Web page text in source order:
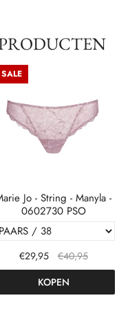
SALE
Jo - String - Manyla -
0602730 PSO
€29,95
€40,95
KOPEN